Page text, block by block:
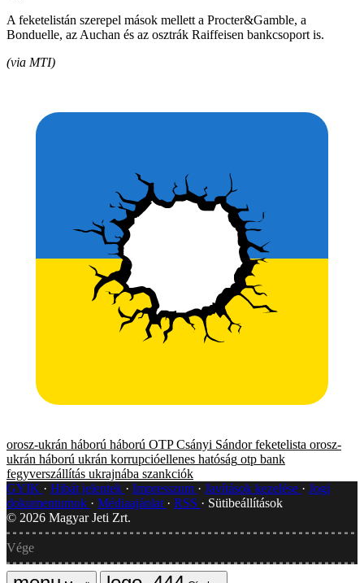
A feketelistán szerepel mások mellett a Procter&Gamble, a
Bonduelle, az Auchan és az osztrák Raiffeisen bankcsoport is.
(via MTI)
orosz-ukrán háború háború OTP Csányi Sándor feketelista orosz-
ukrán háború ukrán korrupcióellenes hatóság otp bank
fegyverszállítás ukrajnába szankciók
GYIK
Hibát jelentek Impresszum Javítások kezelése
Jogi
dokumentumok
Médiaajánlat RSS
Sütibeállítások
© 2026 Magyar Jeti Zrt.
Vége